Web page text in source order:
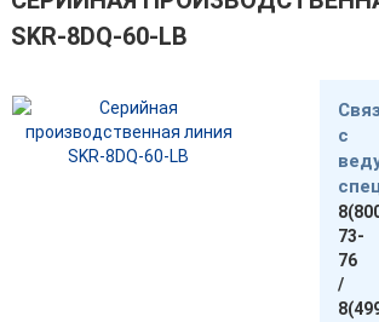
SKR-8DQ-60-LB
с
73-
76
/